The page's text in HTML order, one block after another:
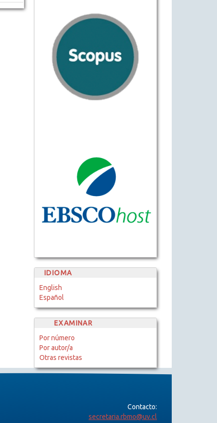
IDIOMA
English
Español
EXAMINAR
Por número
Por autor/a
Otras revistas
Contacto:
secretaria.rbmo@uv.cl